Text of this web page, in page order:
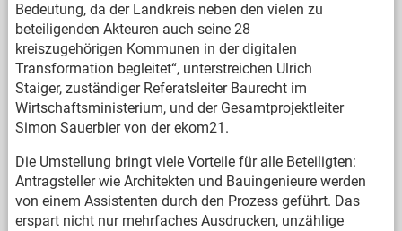
Bedeutung, da der Landkreis neben den vielen zu
beteiligenden Akteuren auch seine 28
kreiszugehörigen Kommunen in der digitalen
Transformation begleitet“, unterstreichen Ulrich
Staiger, zuständiger Referatsleiter Baurecht im
Wirtschaftsministerium, und der Gesamtprojektleiter
Simon Sauerbier von der ekom21.
Die Umstellung bringt viele Vorteile für alle Beteiligten:
Antragsteller wie Architekten und Bauingenieure werden
von einem Assistenten durch den Prozess geführt. Das
erspart nicht nur mehrfaches Ausdrucken, unzählige